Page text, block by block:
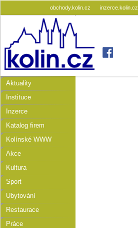
obchody.kolin.cz inzerce.kolin.cz
Aktuality
Instituce
Inzerce
Katalog firem
Kolínské WWW
Akce
Kultura
Sport
Ubytování
Restaurace
Práce